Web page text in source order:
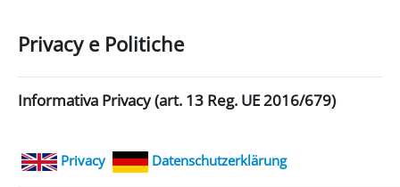
Privacy e Politiche
Informativa Privacy (art. 13 Reg. UE 2016/679)
Privacy Datenschutzerklärung